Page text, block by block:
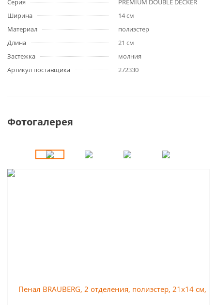
Серия
PREMIUM DOUBLE DECKER
Ширина
14 см
Материал
полиэстер
Длина
21 см
Застежка
молния
Артикул поставщика
272330
Фотогалерея